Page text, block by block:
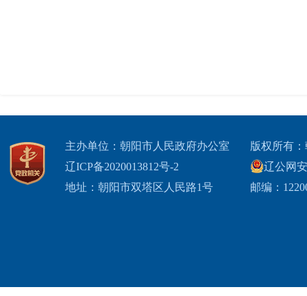
主办单位：朝阳市人民政府办公室
辽ICP备2020013812号-2
地址：朝阳市双塔区人民路1号
版权所有
辽公网
邮编：